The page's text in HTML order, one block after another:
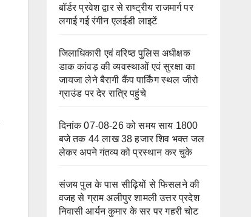
बॉर्डर प्रवेश द्वार से राष्ट्रीय राजमार्ग पर
लगाई गई रंगीन एलईडी लाइटें
जिलाधिकारी एवं वरिष्ठ पुलिस अधीक्षक
डाक कांवड़ की व्यवस्थाओं एवं सुरक्षा का
जायजा लेने बैरागी कैंप पार्किंग स्थल जीरो
ग्राउंड पर देर रात्रि पहुंचे
दिनांक 07-08-26 को समय साय 1800
बजे तक 44 लाख 38 हजार शिव भक्त जल
लेकर अपने गंतव्य को प्रस्थान कर चुके
संजय पुल के पास सीढ़ियों से फिसलने की
वजह से ग्राम अलीपुर शामली उत्तर प्रदेश
निवासी आर्यन कुमार के सर पर गहरी चोट